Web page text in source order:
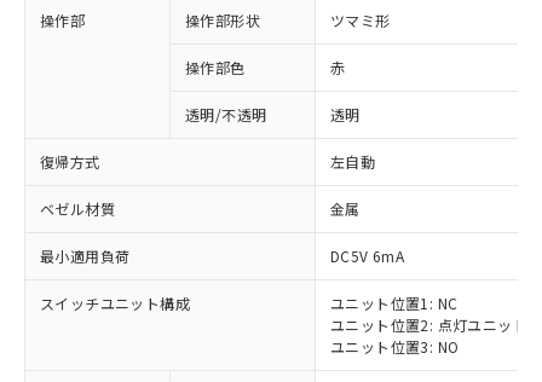
操作部 操作部形状 ツマミ形
操作部色 赤
透明/不透明 透明
復帰方式 左自動
ベゼル材質 金属
最小適用負荷 DC5V 6mA
スイッチユニット構成
ユニット位置1: NC
ユニット位置2: 点灯ユニット
ユニット位置3: NO